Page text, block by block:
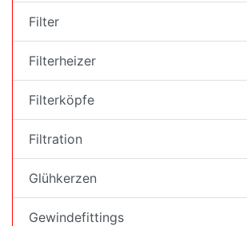
Filter
Filterheizer
Filterköpfe
Filtration
Glühkerzen
Gewindefittings